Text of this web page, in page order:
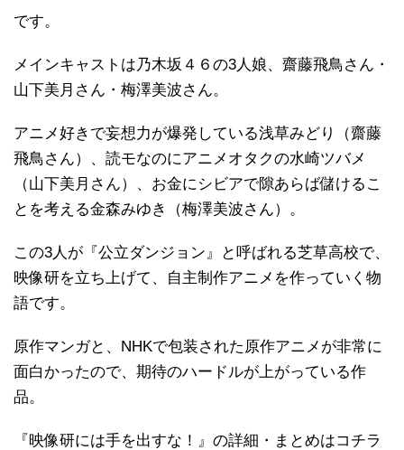
です。
メインキャストは乃木坂４６の3人娘、齋藤飛鳥さん・
山下美月さん・梅澤美波さん。
アニメ好きで妄想力が爆発している浅草みどり（齋藤
飛鳥さん）、読モなのにアニメオタクの水崎ツバメ
（山下美月さん）、お金にシビアで隙あらば儲けるこ
とを考える金森みゆき（梅澤美波さん）。
この3人が『公立ダンジョン』と呼ばれる芝草高校で、
映像研を立ち上げて、自主制作アニメを作っていく物
語です。
原作マンガと、NHKで包装された原作アニメが非常に
面白かったので、期待のハードルが上がっている作
品。
『映像研には手を出すな！』の詳細・まとめはコチラ